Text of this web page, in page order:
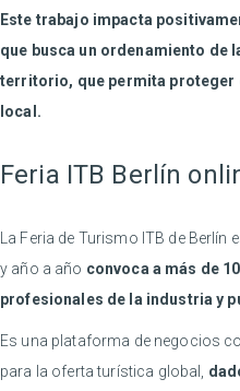
Este trabajo impacta
que busca un ordenamiento de
territorio, que permita proteger
local.
Feria ITB Berlín
La Feria de Turismo ITB de
y año a año convoca a más de
profesionales de la industria y
Es una plataforma de negocios
para la oferta turística global,